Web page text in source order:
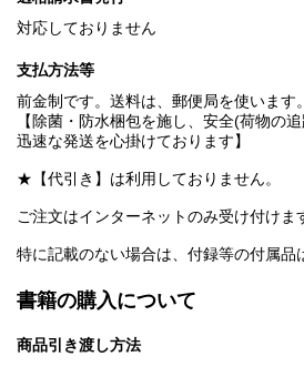
対応しておりません
支払方法等
前金制です。送料は、郵便局を使います。
【除菌・防水梱包を施し、安全(荷物の
迅速な発送を心掛けております】
★【代引き】は利用しておりません。
ご注文はインターネットのみ受け付けま
特に記載のない場合は、付録等の付属品
書籍の購入について
商品引き渡し方法